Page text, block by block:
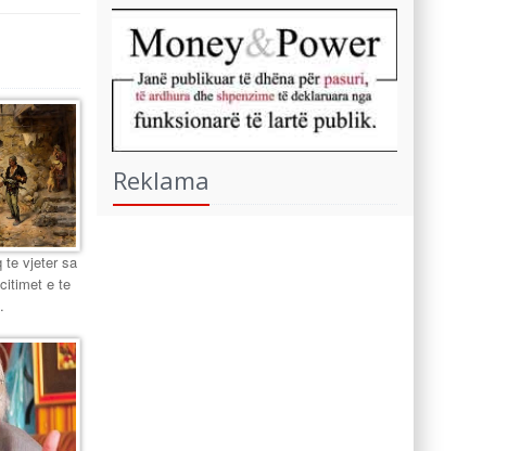
te vjeter sa
e te
Reklama